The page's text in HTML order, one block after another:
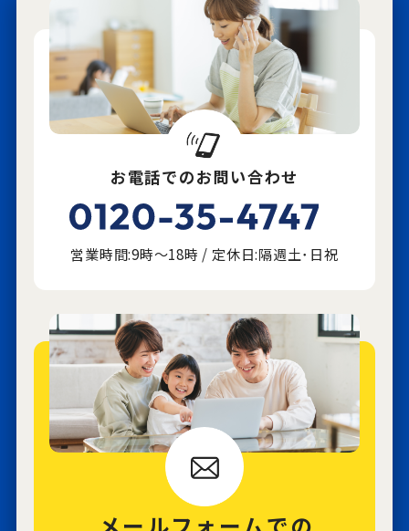
お電話でのお問い合わせ
営業時間:9時～18時 / 定休日:隔週土･日祝